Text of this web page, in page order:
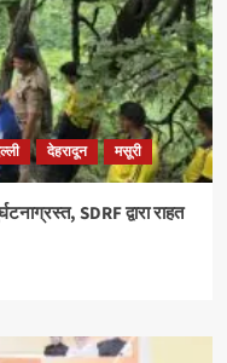
देहरादून मसूरी
SDRF द्वारा राहत